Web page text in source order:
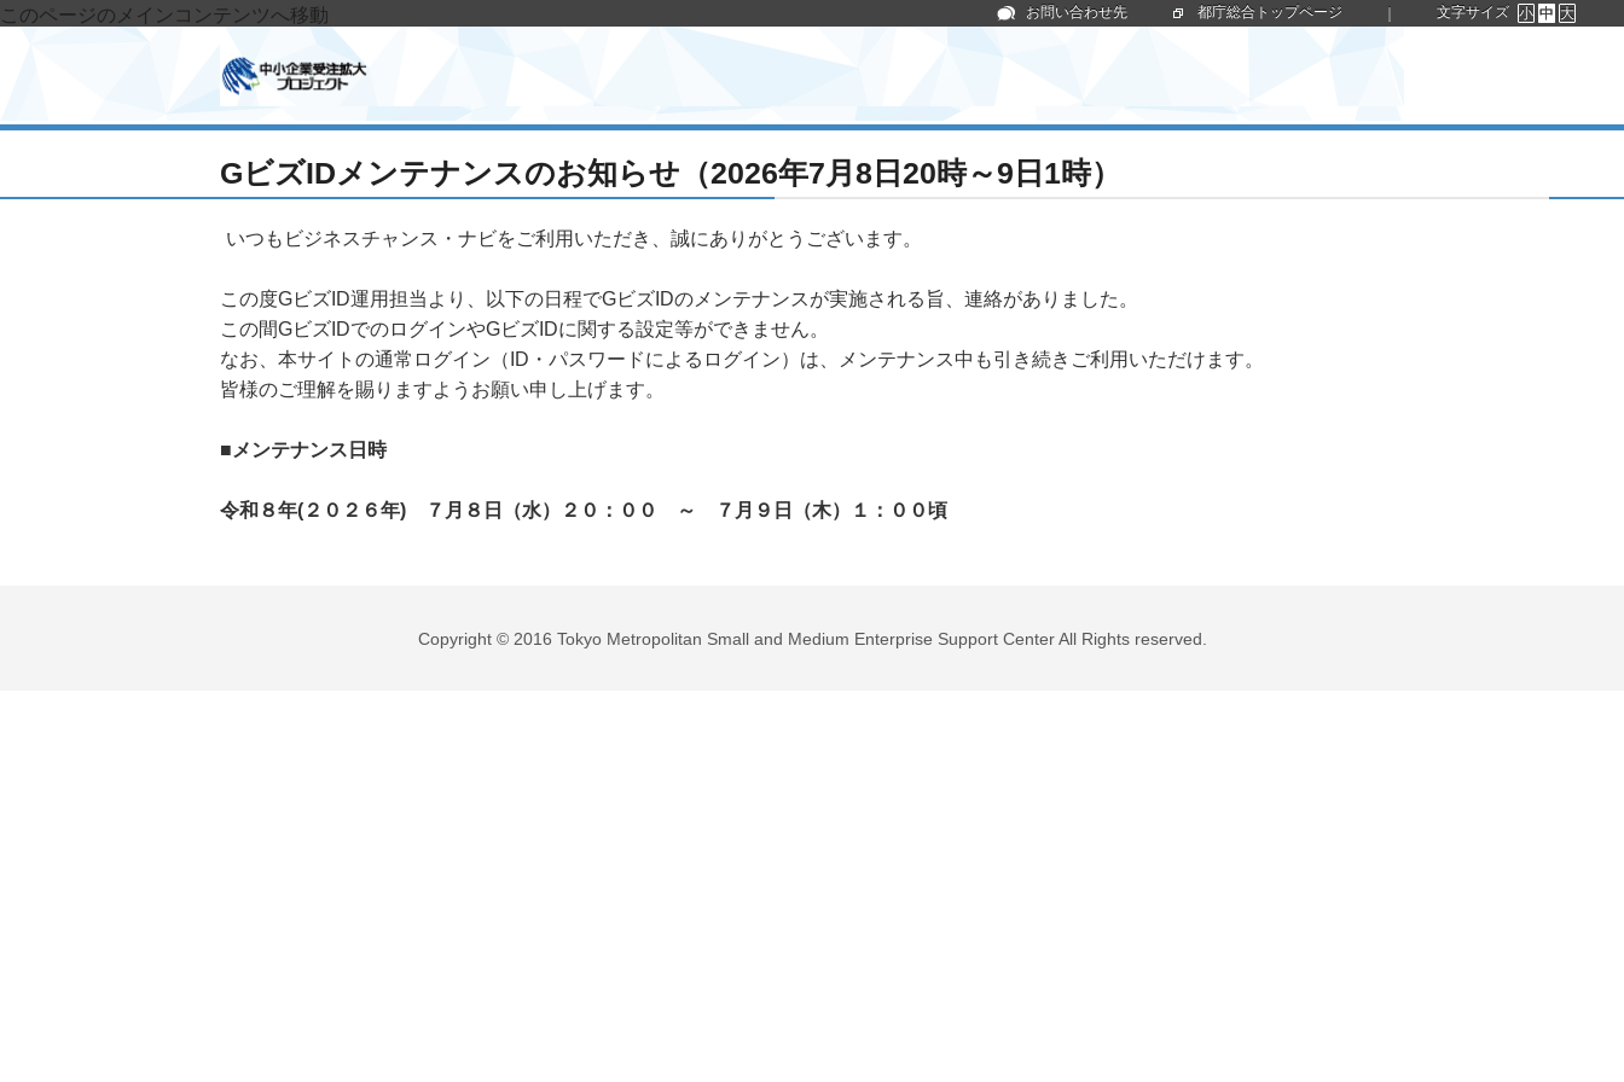
このページのメインコンテンツへ移動 お問い合わせ先 都庁総合トップページ ｜ 文字サイズ 小 中 大
GビズIDメンテナンスのお知らせ（2026年7月8日20時～9日1時）
いつもビジネスチャンス・ナビをご利用いただき、誠にありがとうございます。
この度GビズID運用担当より、以下の日程でGビズIDのメンテナンスが実施される旨、連絡がありました。
この間GビズIDでのログインやGビズIDに関する設定等ができません。
なお、本サイトの通常ログイン（ID・パスワードによるログイン）は、メンテナンス中も引き続きご利用いただけます。
皆様のご理解を賜りますようお願い申し上げます。
■メンテナンス日時
令和８年(２０２６年) ７月８日（水）２０：００ ～ ７月９日（木）１：００頃
Copyright © 2016 Tokyo Metropolitan Small and Medium Enterprise Support Center All Rights reserved.